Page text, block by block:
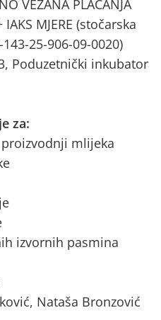
VEZANA PLAĆANJA
MJERE (stočarska
25-906-09-0020)
Poduzetnički inkubator
za:
proizvodnji mlijeka
izvornih pasmina
Nataša Bronzović